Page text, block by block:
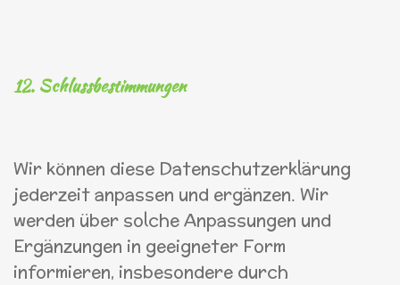
12. Schlussbestimmungen
Wir können diese Datenschutzerklärung
jederzeit anpassen und ergänzen. Wir
werden über solche Anpassungen und
Ergänzungen in geeigneter Form
informieren, insbesondere durch